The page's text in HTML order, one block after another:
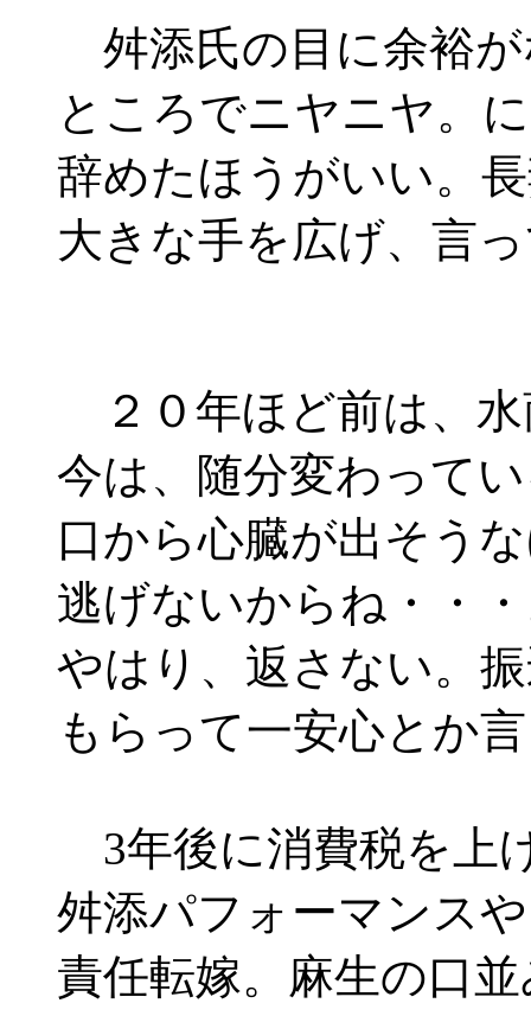
舛添氏の目に余裕が
ところでニヤニヤ。
辞めたほうがいい。
大きな手を広げ、言
２０年ほど前は、水
今は、随分変わって
口から心臓が出そう
逃げないからね・・
やはり、返さない。
もらって一安心とか
3年後に消費税を上
舛添パフォーマンス
責任転嫁。麻生の口